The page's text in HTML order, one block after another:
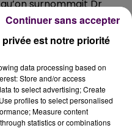
surnommait Dr
Anatomy est aussi
Proton Racing qui
dans la catégorie GT
off to Le Mans !
14 juin 2017
est notre priorité
data processing based on
Store and/or access
to select advertising; Create
profiles to select personalised
Measure content
statistics or combinations
Continuer sans accepter